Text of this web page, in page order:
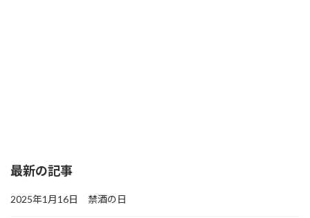
最新の記事
2025年1月16日 禁酒の日